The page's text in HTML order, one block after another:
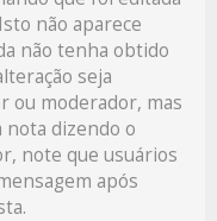
não aparece
não tenha obtido
seja
ou moderador, mas
nota dizendo o
note que usuários
após